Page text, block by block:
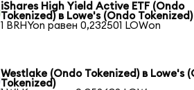
iShares High Yield Active ETF (Ondo
Tokenized) в Lowe's (Ondo Tokenized)
1 BRHYon равен 0,232501 LOWon
Westlake (Ondo Tokenized) в Lowe's
Tokenized)